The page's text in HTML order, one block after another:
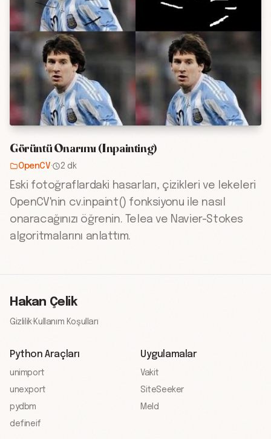
Görüntü Onarımı (Inpainting)
OpenCV· 2 dk
Eski fotoğraflardaki hasarları, çizikleri ve lekeleri
OpenCV'nin cv.inpaint() fonksiyonu ile nasıl
onaracağınızı öğrenin. Telea ve Navier-Stokes
algoritmalarını anlattım.
Hakan Çelik
Gizlilik·Kullanım Koşulları
Python Araçları
unimport
unexport
pydbm
defineif
Uygulamalar
Vakit
SiteSeeker
Meld